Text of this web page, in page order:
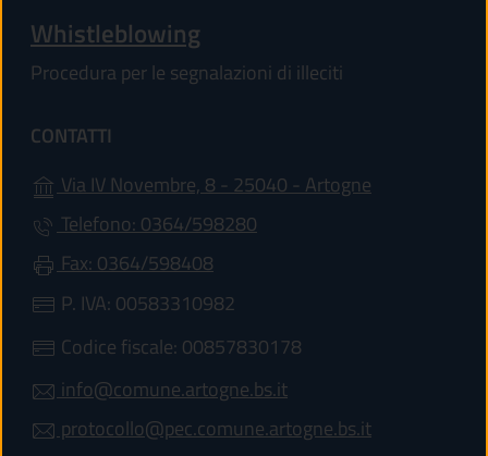
Whistleblowing
Procedura per le segnalazioni di illeciti
CONTATTI
Via IV Novembre, 8 - 25040 - Artogne
Telefono: 0364/598280
Fax: 0364/598408
P. IVA: 00583310982
Codice fiscale: 00857830178
info@comune.artogne.bs.it
protocollo@pec.comune.artogne.bs.it